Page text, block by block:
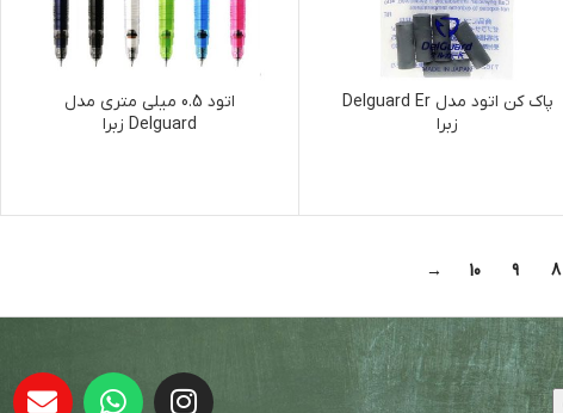
پاک کن اتود مدل Delguard Er
زبرا
اتود 0.5 میلی متری مدل
Delguard زبرا
8
9
10
→